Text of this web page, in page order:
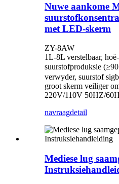
Nuwe aankome
met LED-skerm
ZY-8AW
1L-8L verstelbaar,
suurstofproduksie
verwyder, suurstof
groot skerm veiliger
220V/110V 50HZ/
navraagdetail
Mediese lug